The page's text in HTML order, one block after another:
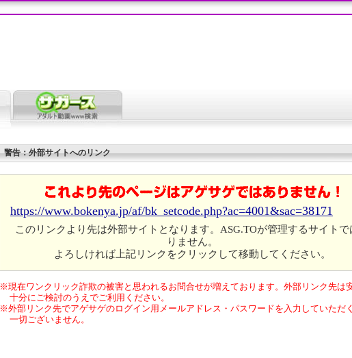
警告：外部サイトへのリンク
https://www.bokenya.jp/af/bk_setcode.php?ac=4001&sac=38171
このリンクより先は外部サイトとなります。ASG.TOが管理するサイトで
りません。
よろしければ上記リンクをクリックして移動してください。
※現在ワンクリック詐欺の被害と思われるお問合せが増えております。外部リンク先は
十分にご検討のうえでご利用ください。
※外部リンク先でアゲサゲのログイン用メールアドレス・パスワードを入力していただ
一切ございません。